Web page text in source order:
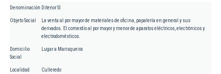
Denominación Ditenor Sl
Objeto Social
La venta al por mayor de materiales de oficina, papalería en general y sus
derivados. El comerdio al por mayor y menor de aparatos eléctricos, electrónicos y
electrodomésticos.
Domicilio
Social
Lugar a Marisqueira
Localidad Culleredo